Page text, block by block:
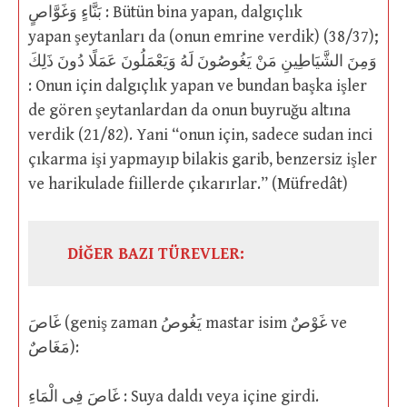
بَنَّاءٍ وَغَوَّاصٍ : Bütün bina yapan, dalgıçlık
yapan şeytanları da (onun emrine verdik) (38/37);
وَمِنَ الشَّيَاطِينِ مَنْ يَغُوصُونَ لَهُ وَيَعْمَلُونَ عَمَلًا دُونَ ذَلِكَ
: Onun için dalgıçlık yapan ve bundan başka işler
de gören şeytanlardan da onun buyruğu altına
verdik (21/82). Yani “onun için, sadece sudan inci
çıkarma işi yapmayıp bilakis garib, benzersiz işler
ve harikulade fiillerde çıkarırlar.” (Müfredât)
DİĞER BAZI TÜREVLER:
غَاصَ (geniş zaman يَغُوصُ mastar isim غَوْصٌ ve
مَغَاصٌ):
غَاصَ فِى الْمَاءِ : Suya daldı veya içine girdi.